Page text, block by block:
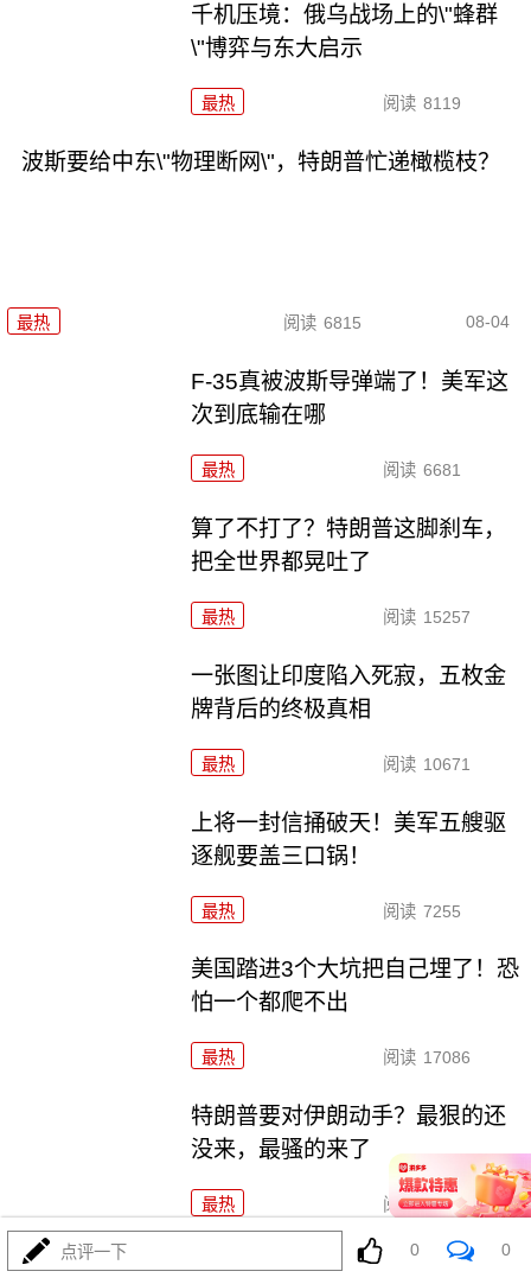
千机压境：俄乌战场上的\"蜂群
\"博弈与东大启示
最热 阅读 8119
波斯要给中东\"物理断网\"，特朗普忙递橄榄枝？
最热 阅读 6815 08-04
F-35真被波斯导弹端了！美军这
次到底输在哪
最热 阅读 6681
算了不打了？特朗普这脚刹车，
把全世界都晃吐了
最热 阅读 15257
一张图让印度陷入死寂，五枚金
牌背后的终极真相
最热 阅读 10671
上将一封信捅破天！美军五艘驱
逐舰要盖三口锅！
最热 阅读 7255
美国踏进3个大坑把自己埋了！恐
怕一个都爬不出
最热 阅读 17086
特朗普要对伊朗动手？最狠的还
没来，最骚的来了
最热 阅读 5845
政治自杀！菲律宾防长，你这是在给菲律宾掘墓！
点评一下 0 0